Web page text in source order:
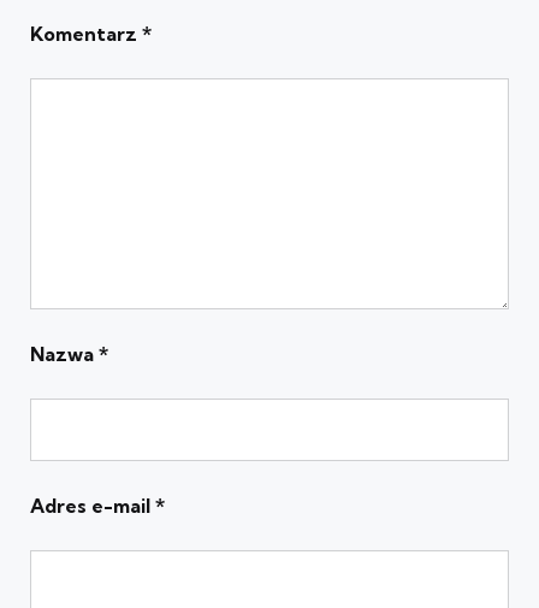
Komentarz *
Nazwa *
Adres e-mail *